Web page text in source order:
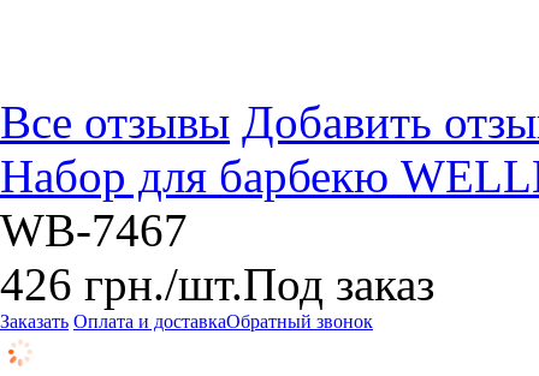
Все отзывы Добавить
Набор для барбекю
WB-7467
426 грн./шт.Под заказ
Заказать Оплата и доставкаОбратный звонок